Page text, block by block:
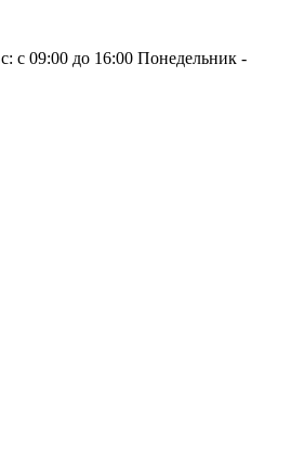
с 09:00 до 16:00 Понедельник -